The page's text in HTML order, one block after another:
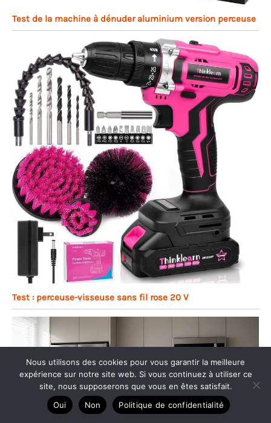
Test de la machine à dénuder aluminium version perceuse
Test : perceuse-visseuse sans fil rose 20 V
Nous utilisons des cookies pour vous garantir la meilleure
expérience sur notre site web. Si vous continuez à utiliser ce
site, nous supposerons que vous en êtes satisfait.
Oui
Non Politique de confidentialité